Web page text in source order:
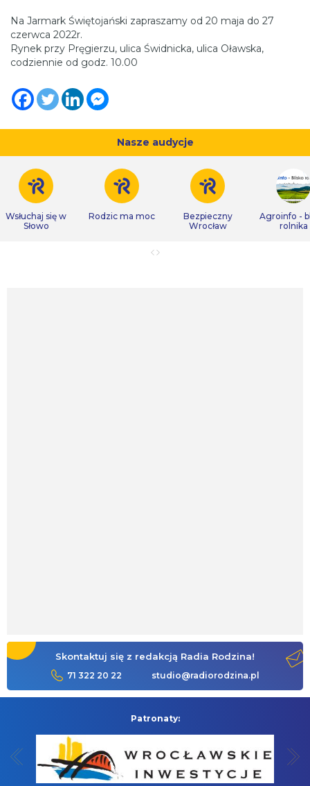
Na Jarmark Świętojański zapraszamy od 20 maja do 27
czerwca 2022r.
Rynek przy Pręgierzu, ulica Świdnicka, ulica Oławska,
codziennie od godz. 10.00
Nasze audycje
Wsłuchaj się w
Słowo
Rodzic ma moc
Bezpieczny
Wrocław
Agroinfo -
rolnika
Skontaktuj się z redakcją Radia Rodzina!
71 322 20 22 studio@radiorodzina.pl
Patronaty: